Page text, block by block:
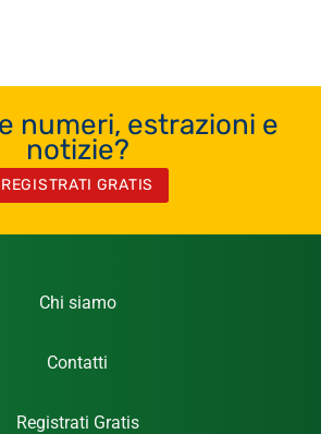
numeri, estrazioni e
notizie?
REGISTRATI GRATIS
Chi siamo
Contatti
Registrati Gratis